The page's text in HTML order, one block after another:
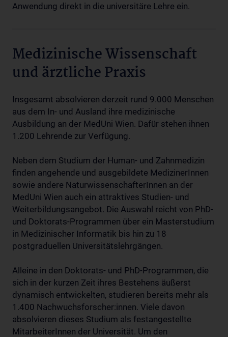
Anwendung direkt in die universitäre Lehre ein.
Medizinische Wissenschaft
und ärztliche Praxis
Insgesamt absolvieren derzeit rund 9.000 Menschen
aus dem In- und Ausland ihre medizinische
Ausbildung an der MedUni Wien. Dafür stehen ihnen
1.200 Lehrende zur Verfügung.
Neben dem Studium der Human- und Zahnmedizin
finden angehende und ausgebildete MedizinerInnen
sowie andere NaturwissenschafterInnen an der
MedUni Wien auch ein attraktives Studien- und
Weiterbildungsangebot. Die Auswahl reicht von PhD-
und Doktorats-Programmen über ein Masterstudium
in Medizinischer Informatik bis hin zu 18
postgraduellen Universitätslehrgängen.
Alleine in den Doktorats- und PhD-Programmen, die
sich in der kurzen Zeit ihres Bestehens äußerst
dynamisch entwickelten, studieren bereits mehr als
1.400 Nachwuchsforscher:innen. Viele davon
absolvieren dieses Studium als festangestellte
MitarbeiterInnen der Universität. Um den